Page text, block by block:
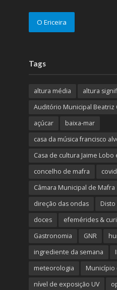
O Ericeira
Tags
altura média altura
Auditório Municipal Beatriz
açúcar
baixa-mar
casa da música francisco
Casa de cultura Jaime Lobo
concelho de mafra
Câmara Municipal de Mafra
direção das ondas
doces
efemérides &
Gastronomia
GNR
ingrediente da semana
meteorologia
Município
nível de exposição UV